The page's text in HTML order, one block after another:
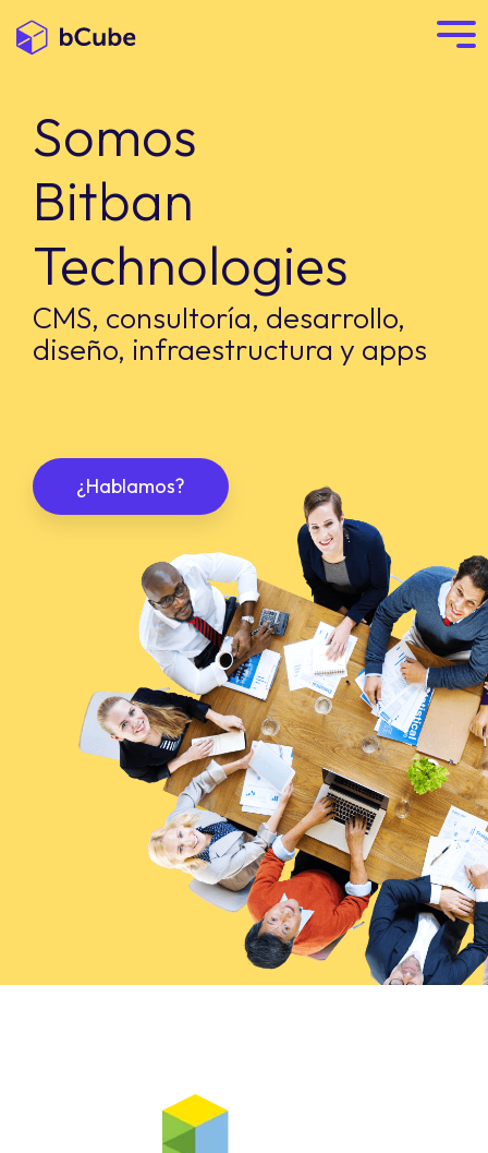
Somos
Bitban
Technologies
CMS, consultoría, desarrollo,
diseño, infraestructura y apps
¿Hablamos?